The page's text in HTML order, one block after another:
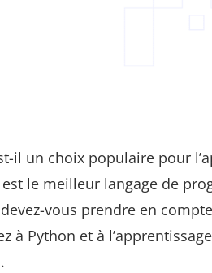
il un choix populaire pour
le meilleur langage de
vous prendre en
à Python et à